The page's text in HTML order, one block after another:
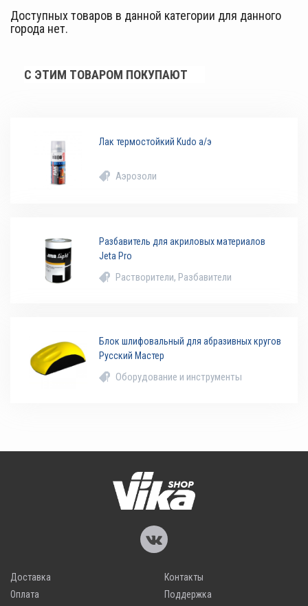
Доступных товаров в данной категории для данного
города нет.
С ЭТИМ ТОВАРОМ ПОКУПАЮТ
Лак термостойкий Kudo а/э
Аэрозоли
Разбавитель для акриловых материалов
Jeta Pro
Растворители, Разбавители
Блок шлифовальный для абразивных кругов
Русский Мастер
Оборудование и инструменты
Доставка
Оплата
Контакты
Поддержка